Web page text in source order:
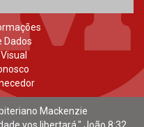
Dados
Mackenzie